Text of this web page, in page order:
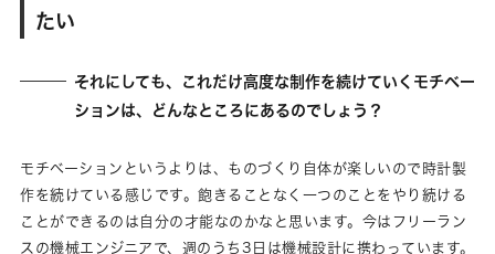
たい
それにしても、これだけ高度な制作を続けていくモチベー
ションは、どんなところにあるのでしょう？
モチベーションというよりは、ものづくり自体が楽しいので時計製
作を続けている感じです。飽きることなく一つのことをやり続ける
ことができるのは自分の才能なのかなと思います。今はフリーラン
スの機械エンジニアで、週のうち3日は機械設計に携わっています。